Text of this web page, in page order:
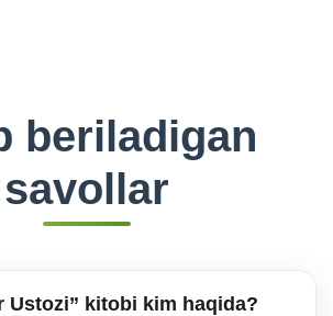
beriladigan
savollar
Ustozi” kitobi kim haqida?